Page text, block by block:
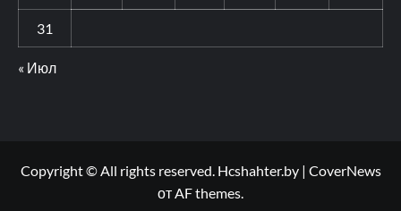
31
« Июл
Copyright © All rights reserved. Hcshahter.by | CoverNews
от AF themes.